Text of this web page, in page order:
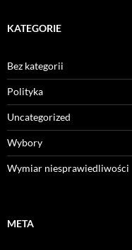
KATEGORIE
Bez kategorii
Polityka
Uncategorized
Wybory
Wymiar niesprawiedliwości
META